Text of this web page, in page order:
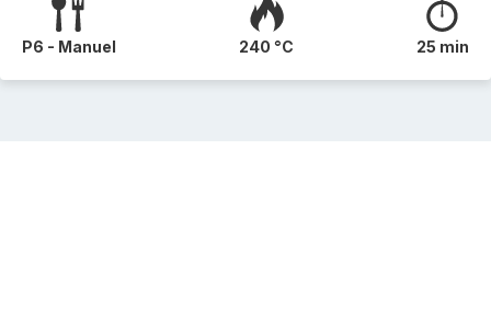
P6 - Manuel 240 °C 25 min